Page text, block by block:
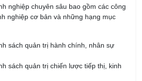
nghiệp chuyên sâu bao gồm các công
nghiệp cơ bản và những hạng mục
sách quản trị hành chính, nhân sự
sách quản trị chiến lược tiếp thị, kinh